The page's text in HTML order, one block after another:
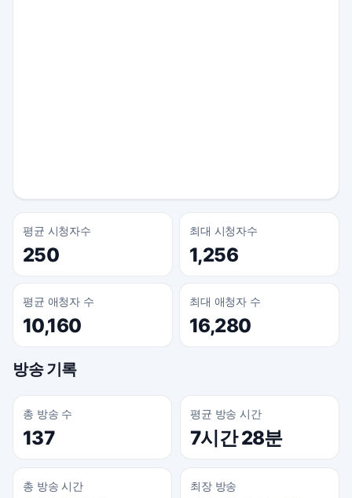
평균 시청자수
250
최대 시청자수
1,256
평균 애청자 수
10,160
최대 애청자 수
16,280
방송 기록
총 방송 수
137
평균 방송 시간
7시간 28분
총 방송 시간 최장 방송